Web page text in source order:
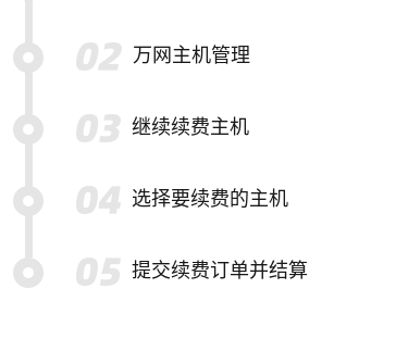
万网主机管理
继续续费主机
选择要续费的主机
提交续费订单并结算